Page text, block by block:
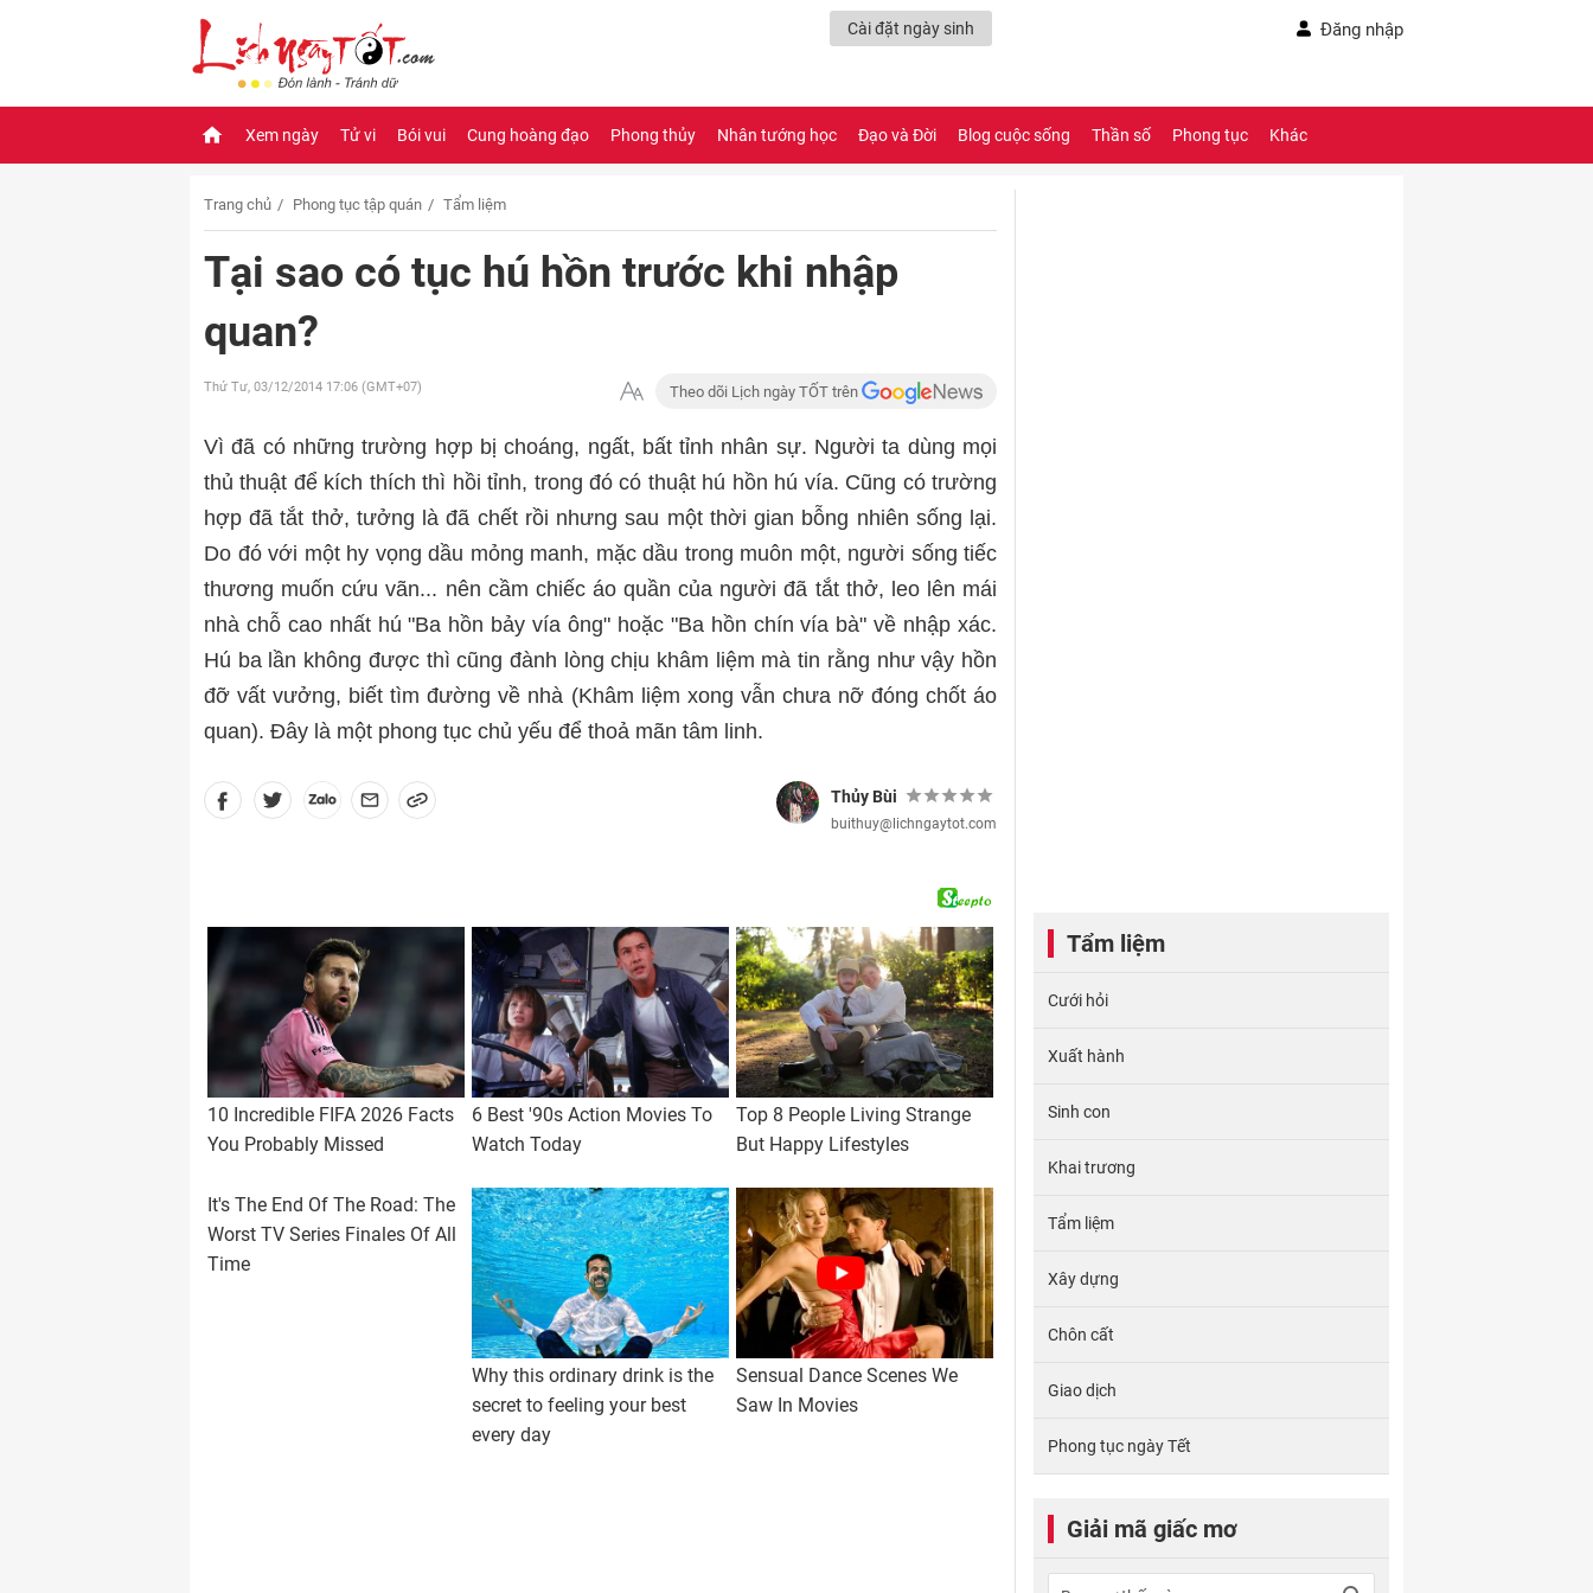
Cài đặt ngày sinh Đăng nhập
Xem ngày Tử vi Bói vui Cung hoàng đạo Phong thủy Nhân tướng học Đạo và Đời Blog cuộc sống Thần số Phong tục Khác
Trang chủ Phong tục tập quán Tẩm liệm
Tại sao có tục hú hồn trước khi nhập
quan?
Thứ Tư, 03/12/2014 17:06 (GMT+07) Theo dõi Lịch ngày TỐT trên
Vì đã có những trường hợp bị choáng, ngất, bất tỉnh nhân sự. Người ta dùng mọi
thủ thuật để kích thích thì hồi tỉnh, trong đó có thuật hú hồn hú vía. Cũng có trường
hợp đã tắt thở, tưởng là đã chết rồi nhưng sau một thời gian bỗng nhiên sống lại.
Do đó với một hy vọng dầu mỏng manh, mặc dầu trong muôn một, người sống tiếc
thương muốn cứu vãn... nên cầm chiếc áo quần của người đã tắt thở, leo lên mái
nhà chỗ cao nhất hú "Ba hồn bảy vía ông" hoặc "Ba hồn chín vía bà" về nhập xác.
Hú ba lần không được thì cũng đành lòng chịu khâm liệm mà tin rằng như vậy hồn
đỡ vất vưởng, biết tìm đường về nhà (Khâm liệm xong vẫn chưa nỡ đóng chốt áo
quan). Đây là một phong tục chủ yếu để thoả mãn tâm linh.
Thủy Bùi
buithuy@lichngaytot.com
Tẩm liệm
Cưới hỏi
Xuất hành
Sinh con
Khai trương
Tẩm liệm
Xây dựng
Chôn cất
Giao dịch
Phong tục ngày Tết
Giải mã giấc mơ